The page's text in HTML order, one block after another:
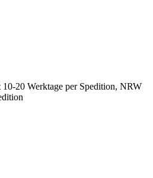
10-20 Werktage per Spedition, NRW